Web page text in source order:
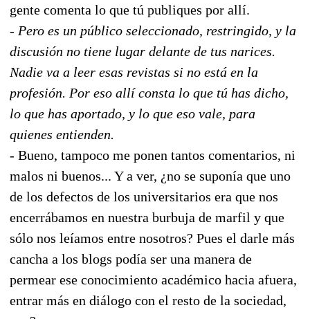
gente comenta lo que tú publiques por allí.
- Pero es un público seleccionado, restringido, y la
discusión no tiene lugar delante de tus narices.
Nadie va a leer esas revistas si no está en la
profesión. Por eso allí consta lo que tú has dicho,
lo que has aportado, y lo que eso vale, para
quienes entienden.
- Bueno, tampoco me ponen tantos comentarios, ni
malos ni buenos... Y a ver, ¿no se suponía que uno
de los defectos de los universitarios era que nos
encerrábamos en nuestra burbuja de marfil y que
sólo nos leíamos entre nosotros? Pues el darle más
cancha a los blogs podía ser una manera de
permear ese conocimiento académico hacia afuera,
entrar más en diálogo con el resto de la sociedad,